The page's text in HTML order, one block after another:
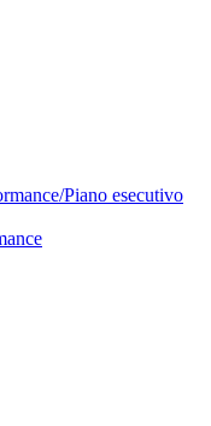
Piano esecutivo